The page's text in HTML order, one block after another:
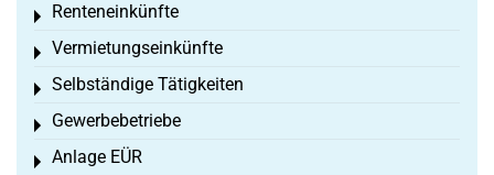
Renteneinkünfte
Toggle menu
Vermietungseinkünfte
Toggle menu
Selbständige Tätigkeiten
Toggle menu
Gewerbebetriebe
Toggle menu
Anlage EÜR
Toggle menu